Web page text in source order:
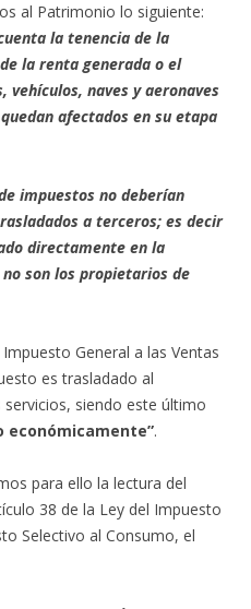
al Patrimonio lo siguiente:
la tenencia de la
la renta generada o el
naves y aeronaves
afectados en su etapa
impuestos no deberían
a terceros; es decir
directamente en la
son los propietarios de
General a las Ventas
es trasladado al
siendo este último
económicamente”.
para ello la lectura del
38 de la Ley del Impuesto
Selectivo al Consumo, el